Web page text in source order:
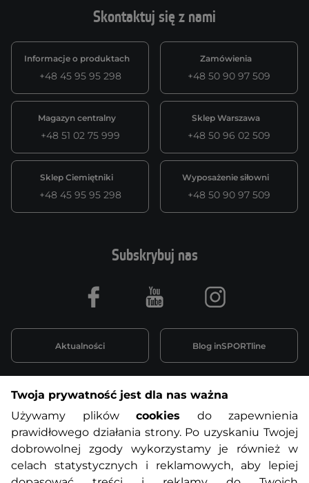
Skontaktuj się z nami
Informacje o produktach
+48 45 95 95 298
Zamówienia
+48 50 90 97 509
Magazyn centralny
+48 51 02 75 999
Sklep Warszawa
+48 50 96 02 509
Sklep Ciemiętniki
+48 45 95 95 298
Wyposażenie siłowni
+48 50 90 97 509
Informacje o zakupach
O nas Regulamin sklepu
Subskrybuj nas
Aktualności Blog inSPORTline
Facebook Youtube Instagram
Twoja prywatność jest dla nas ważna
Używamy plików cookies do zapewnienia
prawidłowego działania strony. Po uzyskaniu Twojej
dobrowolnej zgody wykorzystamy je również w
celach statystycznych i reklamowych, aby lepiej